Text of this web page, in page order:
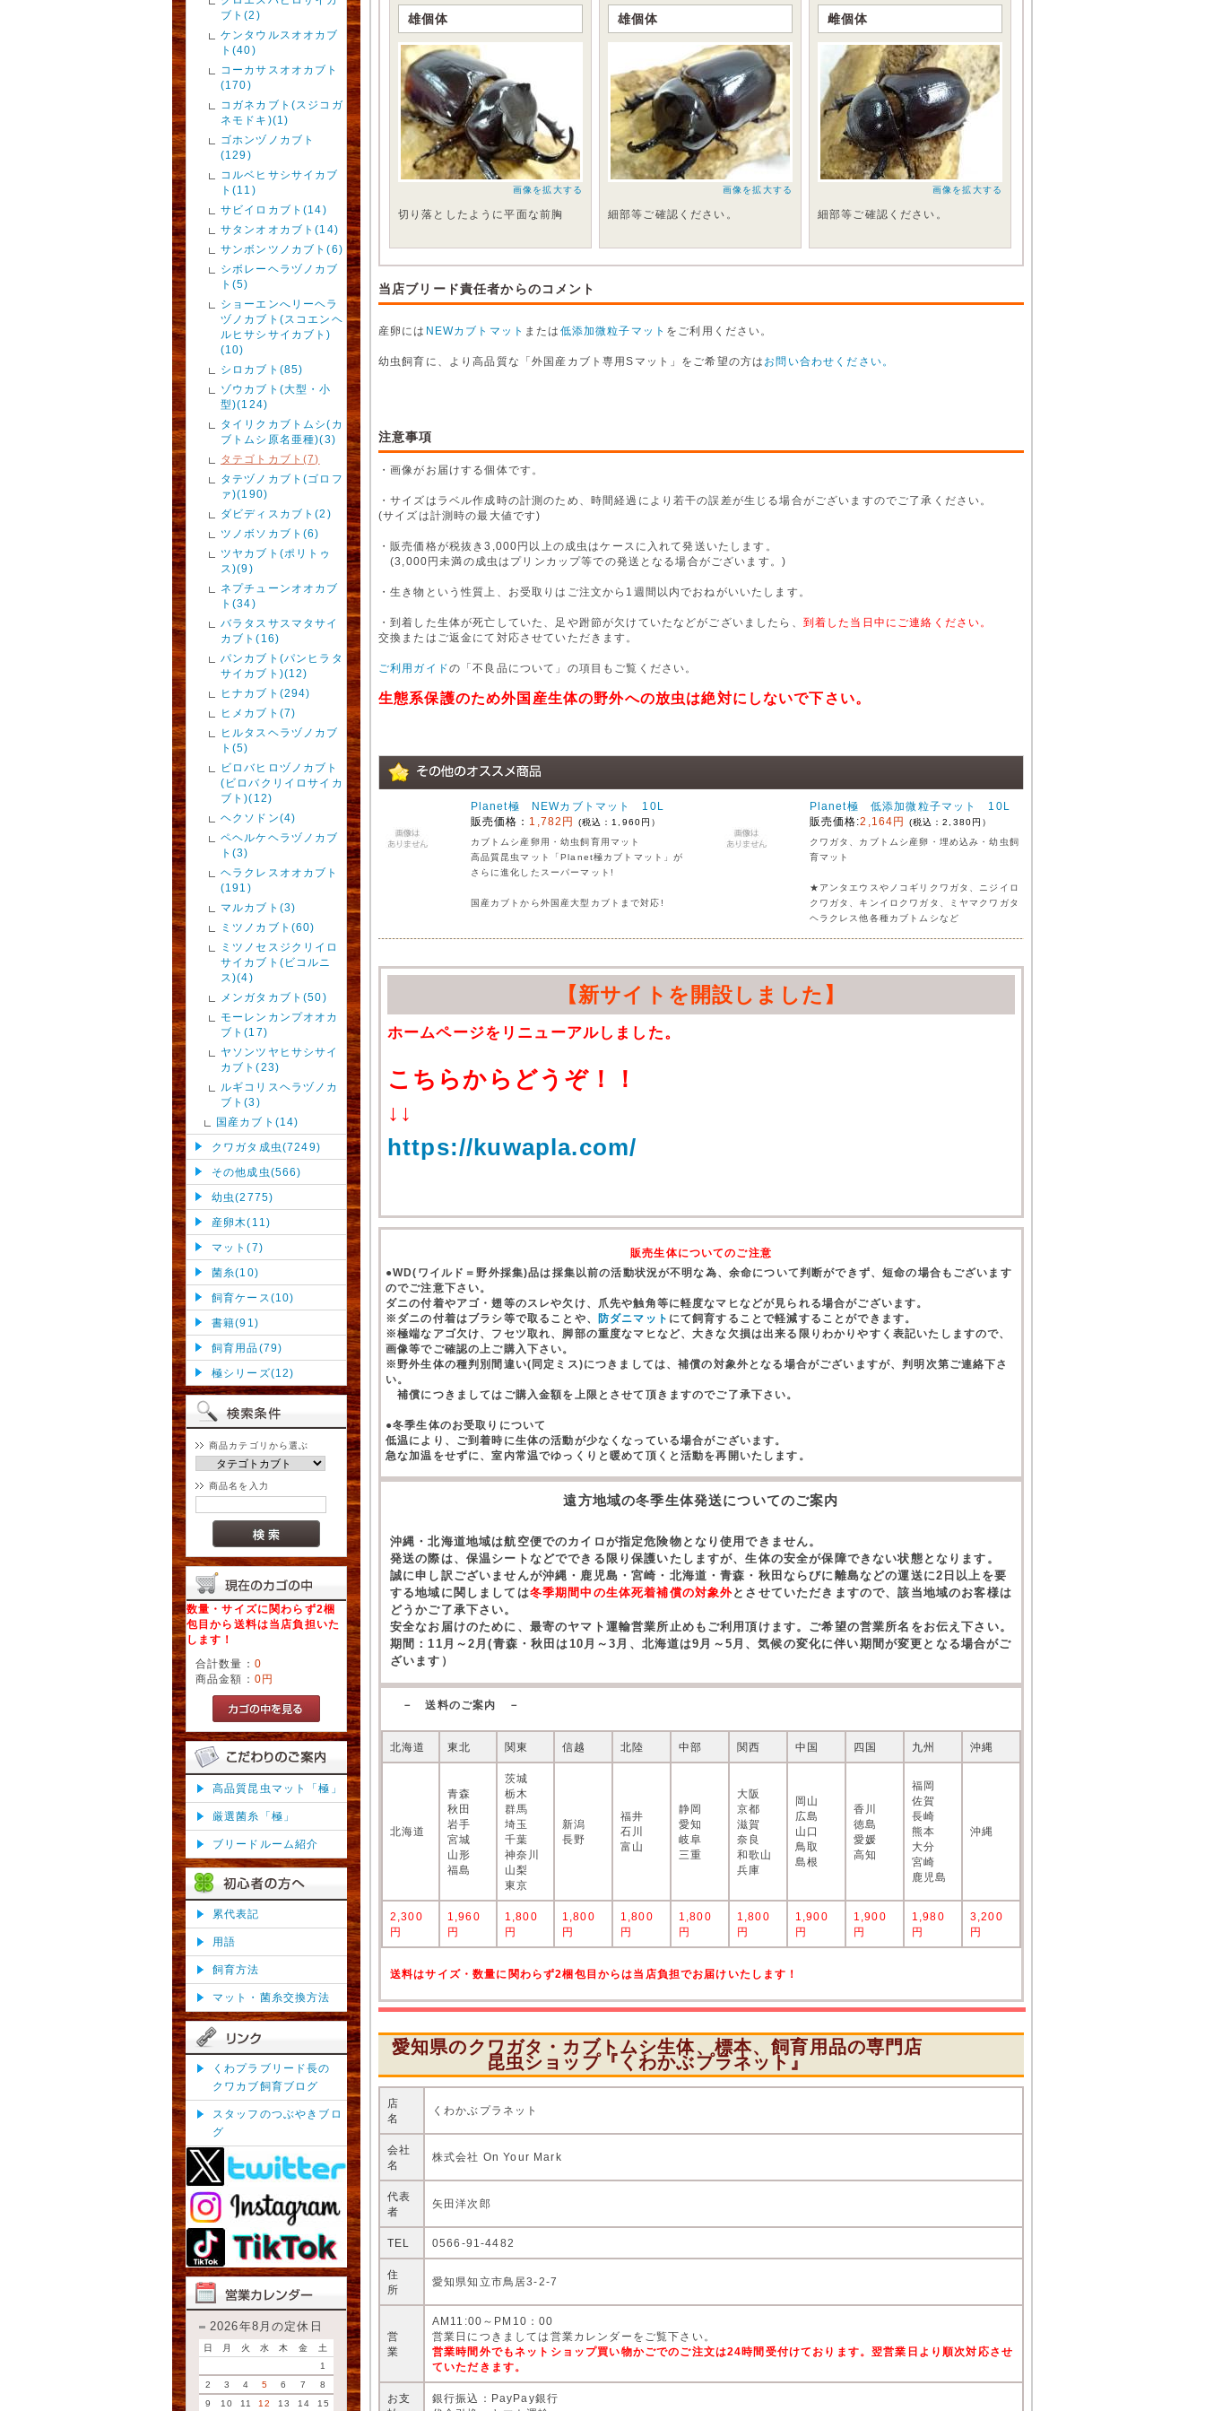
ブト(2)
ケンタウルスオオカブ
ト(40)
コーカサスオオカブト
(170)
コガネカブト(スジコガ
ネモドキ)(1)
ゴホンヅノカブト
(129)
コルベヒサシサイカブ
ト(11)
サビイロカブト(14)
サタンオオカブト(14)
サンボンツノカブト(6)
シボレーヘラヅノカブ
ト(5)
ショーエンへリーヘラ
ヅノカブト(スコエンヘ
ルヒサシサイカブト)
(10)
シロカブト(85)
ゾウカブト(大型・小
型)(124)
タイリクカブトムシ(カ
ブトムシ原名亜種)(3)
タテゴトカブト(7)
タテヅノカブト(ゴロフ
ァ)(190)
ダビディスカブト(2)
ツノボソカブト(6)
ツヤカブト(ポリトゥ
ス)(9)
ネプチューンオオカブ
ト(34)
バラタスサスマタサイ
カブト(16)
パンカブト(パンヒラタ
サイカブト)(12)
ヒナカブト(294)
ヒメカブト(7)
ヒルタスヘラヅノカブ
ト(5)
ビロバヒロヅノカブト
(ビロバクリイロサイカ
ブト)(12)
ヘクソドン(4)
ペヘルケヘラヅノカブ
ト(3)
ヘラクレスオオカブト
(191)
マルカブト(3)
ミツノカブト(60)
ミツノセスジクリイロ
サイカブト(ビコルニ
ス)(4)
メンガタカブト(50)
モーレンカンプオオカ
ブト(17)
ヤソンツヤヒサシサイ
カブト(23)
ルギコリスヘラヅノカ
ブト(3)
国産カブト(14)
クワガタ成虫(7249)
その他成虫(566)
幼虫(2775)
産卵木(11)
マット(7)
菌糸(10)
飼育ケース(10)
書籍(91)
飼育用品(79)
極シリーズ(12)
商品カテゴリから選ぶ
商品名を入力
数量・サイズに関わらず2梱
包目から送料は当店負担いた
します！
合計数量： 0
商品金額： 0円
高品質昆虫マット「極」
厳選菌糸「極」
ブリードルーム紹介
累代表記
用語
飼育方法
マット・菌糸交換方法
くわプラブリード長の
クワカブ飼育ブログ
スタッフのつぶやきブロ
グ
2026年8月の定休日
日 月 火 水 木 金
土
1
2
3 4 5 6 7
8
9
10 11 12 13 14 15
雄個体
画像を拡大する
切り落としたように平面な前胸
雄個体
画像を拡大する
細部等ご確認ください。
雌個体
画像を拡大する
細部等ご確認ください。
当店ブリード責任者からのコメント
産卵には NEWカブトマット または 低添加微粒子マット をご利用ください。
幼虫飼育に、より高品質な「外国産カブト専用Sマット」をご希望の方は お問い合わせください。
注意事項
・画像がお届けする個体です。
・サイズはラベル作成時の計測のため、時間経過により若干の誤差が生じる場合がございますのでご了承ください。
(サイズは計測時の最大値です)
・販売価格が税抜き3,000円以上の成虫はケースに入れて発送いたします。
(3,000円未満の成虫はプリンカップ等での発送となる場合がございます。)
・生き物という性質上、お受取りはご注文から1週間以内でおねがいいたします。
・到着した生体が死亡していた、足や跗節が欠けていたなどがございましたら、 到着した当日中にご連絡ください。
交換またはご返金にて対応させていただきます。
ご利用ガイドの「不良品について」の項目もご覧ください。
生態系保護のため外国産生体の野外への放虫は絶対にしないで下さい。
Planet極 NEWカブトマット 10L
販売価格： 1,782円
(税込：1,960円）
カブトムシ産卵用・幼虫飼育用マット
高品質昆虫マット「Planet極カブトマット」が
さらに進化したスーパーマット!
国産カブトから外国産大型カブトまで対応!
Planet極 低添加微粒子マット 10L
販売価格:2,164円
(税込：2,380円）
クワガタ、カブトムシ産卵・埋め込み・幼虫飼
育マット
★アンタエウスやノコギリクワガタ、ニジイロ
クワガタ、キンイロクワガタ、ミヤマクワガタ
ヘラクレス他各種カブトムシなど
【新サイトを開設しました】
ホームページをリニューアルしました。
こちらからどうぞ！！
↓↓
https://kuwapla.com/
販売生体についてのご注意
●WD(ワイルド＝野外採集)品は採集以前の活動状況が不明な為、余命について判断ができず、短命の場合もございます
のでご注意下さい。
ダニの付着やアゴ・翅等のスレや欠け、爪先や触角等に軽度なマヒなどが見られる場合がございます。
※ダニの付着はブラシ等で取ることや、 防ダニマット にて飼育することで軽減することができます。
※極端なアゴ欠け、フセツ取れ、脚部の重度なマヒなど、大きな欠損は出来る限りわかりやすく表記いたしますので、
画像等でご確認の上ご購入下さい。
※野外生体の種判別間違い(同定ミス)につきましては、補償の対象外となる場合がございますが、判明次第ご連絡下さ
い。
補償につきましてはご購入金額を上限とさせて頂きますのでご了承下さい。
●冬季生体のお受取りについて
低温により、ご到着時に生体の活動が少なくなっている場合がございます。
急な加温をせずに、室内常温でゆっくりと暖めて頂くと活動を再開いたします。
遠方地域の冬季生体発送についてのご案内
沖縄・北海道地域は航空便でのカイロが指定危険物となり使用できません。
発送の際は、保温シートなどでできる限り保護いたしますが、生体の安全が保障できない状態となります。
誠に申し訳ございませんが沖縄・鹿児島・宮崎・北海道・青森・秋田ならびに離島などの運送に2日以上を要
する地域に関しましては冬季期間中の生体死着補償の対象外とさせていただきますので、該当地域のお客様は
どうかご了承下さい。
安全なお届けのために、最寄のヤマト運輸営業所止めもご利用頂けます。ご希望の営業所名をお伝え下さい。
期間：11月～2月(青森・秋田は10月～3月、北海道は9月～5月、気候の変化に伴い期間が変更となる場合がご
ざいます）
－ 送料のご案内 －
北海道 東北 関東 信越 北陸 中部 関西 中国 四国 九州 沖縄
北海道
青森
秋田
岩手
宮城
山形
福島
茨城
栃木
群馬
埼玉
千葉
神奈川
山梨
東京
新潟
長野
福井
石川
富山
静岡
愛知
岐阜
三重
大阪
京都
滋賀
奈良
和歌山
兵庫
岡山
広島
山口
鳥取
島根
香川
徳島
愛媛
高知
福岡
佐賀
長崎
熊本
大分
宮崎
鹿児島
沖縄
2,300
円
1,960
円
1,800
円
1,800
円
1,800
円
1,800
円
1,800
円
1,900
円
1,900
円
1,980
円
3,200
円
送料はサイズ・数量に関わらず2梱包目からは当店負担でお届けいたします！
愛知県のクワガタ・カブトムシ生体、標本、飼育用品の専門店
昆虫ショップ『くわかぶプラネット』
店
名
くわかぶプラネット
会社
名
株式会社 On Your Mark
代表
者
矢田洋次郎
TEL 0566-91-4482
住
所
愛知県知立市鳥居3-2-7
営
業
AM11:00～PM10：00
営業日につきましては営業カレンダーをご覧下さい。
営業時間外でもネットショップ買い物かごでのご注文は24時間受付けております。翌営業日より順次対応させ
ていただきます。
お支
銀行振込：PayPay銀行